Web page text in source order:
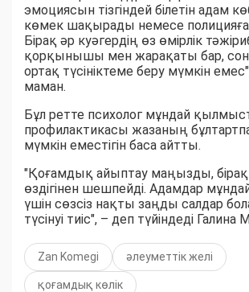
эмоциясын тізгіндей білетін адам
көмек шақырады немесе полицияға
Бірақ әр куәгердің өз өмірлік
қорқынышы мен жарақаты бар,
ортақ түсініктеме беру мүмкін
маман.
Бұл ретте психолог мұндай
профилактикасы жазаның
мүмкін еместігін баса айтты.
"Қоғамдық айыптау маңызды, бірақ
өздігінен шешпейді. Адамдар
үшін сөзсіз нақты заңды салдар
түсінуі тиіс", – деп түйіндеді
Zan Komegi әлеуметтік желі
қоғамдық көлік